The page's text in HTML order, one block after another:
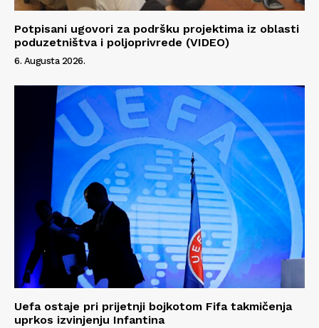
Info
O nama
Kontakt
Impressum
Potpisani ugovori za podršku projektima iz oblasti
poduzetništva i poljoprivrede (VIDEO)
6. Augusta 2026.
Uefa ostaje pri prijetnji bojkotom Fifa takmičenja
uprkos izvinjenju Infantina